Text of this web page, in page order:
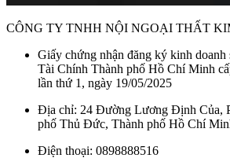
CÔNG TY TNHH NỘI NGOẠI THẤT
Giấy chứng nhận đăng ký kinh doanh
Tài Chính Thành phố Hồ Chí Minh
lần thứ 1, ngày 19/05/2025
Địa chỉ: 24 Đường Lương Định Của,
phố Thủ Đức, Thành phố Hồ Chí
Điện thoại: 0898888516